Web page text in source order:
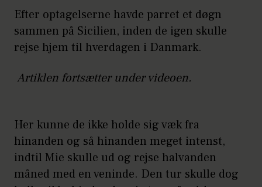
Efter optagelserne havde parret et døgn
sammen på Sicilien, inden de igen skulle
rejse hjem til hverdagen i Danmark.
Artiklen fortsætter under videoen.
Her kunne de ikke holde sig væk fra
hinanden og så hinanden meget intenst,
indtil Mie skulle ud og rejse halvanden
måned med en veninde. Den tur skulle dog